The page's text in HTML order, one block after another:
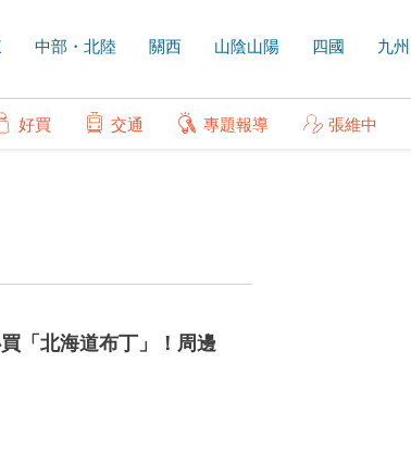
中部・北陸 關西 山陰山陽 四國 九州
好買 交通 專題報導 張維中
「北海道布丁」！周邊